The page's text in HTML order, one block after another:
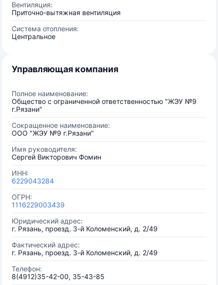
Вентиляция:
Приточно-вытяжная вентиляция
Система отопления:
Центральное
Управляющая компания
Полное наименование:
Общество с ограниченной ответственностью "ЖЭУ №9
г.Рязани"
Сокращенное наименование:
ООО "ЖЭУ №9 г.Рязани"
Имя руководителя:
Сергей Викторович Фомин
ИНН:
6229043284
ОГРН:
1116229003439
Юридический адрес:
г. Рязань, проезд. 3-й Коломенский, д. 2/49
Фактический адрес:
г. Рязань, проезд. 3-й Коломенский, д. 2/49
Телефон:
8(4912)35-42-00, 35-43-85